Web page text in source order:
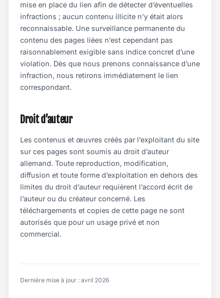
mise en place du lien afin de détecter d’éventuelles
infractions ; aucun contenu illicite n’y était alors
reconnaissable. Une surveillance permanente du
contenu des pages liées n’est cependant pas
raisonnablement exigible sans indice concret d’une
violation. Dès que nous prenons connaissance d’une
infraction, nous retirons immédiatement le lien
correspondant.
Droit d’auteur
Les contenus et œuvres créés par l’exploitant du site
sur ces pages sont soumis au droit d’auteur
allemand. Toute reproduction, modification,
diffusion et toute forme d’exploitation en dehors des
limites du droit d’auteur requièrent l’accord écrit de
l’auteur ou du créateur concerné. Les
téléchargements et copies de cette page ne sont
autorisés que pour un usage privé et non
commercial.
Dernière mise à jour : avril 2026